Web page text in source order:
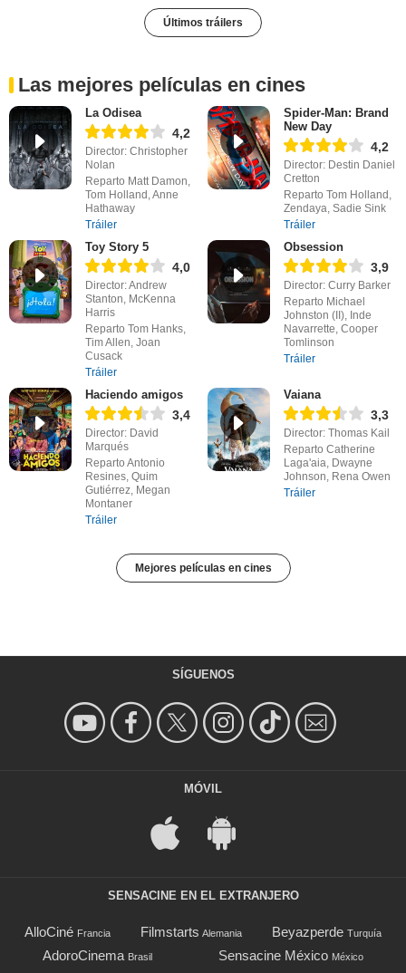
Últimos tráilers
Las mejores películas en cines
La Odisea
4,2
Director: Christopher
Nolan
Reparto Matt Damon,
Tom Holland, Anne
Hathaway
Tráiler
Spider-Man: Brand
New Day
4,2
Director: Destin Daniel
Cretton
Reparto Tom Holland,
Zendaya, Sadie Sink
Tráiler
Toy Story 5
4,0
Director: Andrew
Stanton, McKenna
Harris
Reparto Tom Hanks,
Tim Allen, Joan
Cusack
Tráiler
Obsession
3,9
Director: Curry Barker
Reparto Michael
Johnston (II), Inde
Navarrette, Cooper
Tomlinson
Tráiler
Haciendo amigos
3,4
Director: David
Marqués
Reparto Antonio
Resines, Quim
Gutiérrez, Megan
Montaner
Tráiler
Vaiana
3,3
Director: Thomas Kail
Reparto Catherine
Laga'aia, Dwayne
Johnson, Rena Owen
Tráiler
Mejores películas en cines
SÍGUENOS
MÓVIL
SENSACINE EN EL EXTRANJERO
AlloCiné Francia Filmstarts Alemania Beyazperde Turquía
AdoroCinema Brasil Sensacine México México